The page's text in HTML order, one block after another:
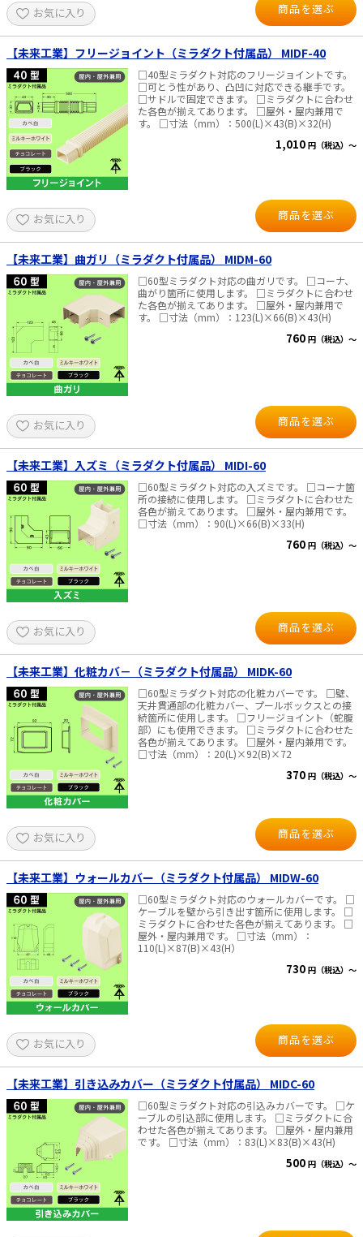
お気に入り 商品を選ぶ
【未来工業】フリージョイント（ミラダクト付属品） MIDF-40
□40型ミラダクト対応のフリージョイントです。
□可とう性があり、凸凹に対応できる継手です。
□サドルで固定できます。 □ミラダクトに合わせ
た各色が揃えてあります。 □屋外・屋内兼用で
す。 □寸法（mm）：500(L)×43(B)×32(H)
1,010 円（税込）～
お気に入り 商品を選ぶ
【未来工業】曲ガリ（ミラダクト付属品） MIDM-60
□60型ミラダクト対応の曲ガリです。 □コーナ、
曲がり箇所に使用します。 □ミラダクトに合わせ
た各色が揃えてあります。 □屋外・屋内兼用で
す。 □寸法（mm）：123(L)×66(B)×43(H)
760 円（税込）～
お気に入り 商品を選ぶ
【未来工業】入ズミ（ミラダクト付属品） MIDI-60
□60型ミラダクト対応の入ズミです。 □コーナ箇
所の接続に使用します。 □ミラダクトに合わせた
各色が揃えてあります。 □屋外・屋内兼用です。
□寸法（mm）：90(L)×66(B)×33(H)
760 円（税込）～
お気に入り 商品を選ぶ
【未来工業】化粧カバ－（ミラダクト付属品） MIDK-60
□60型ミラダクト対応の化粧カバーです。 □壁、
天井貫通部の化粧カバー、プールボックスとの接
続箇所に使用します。 □フリージョイント（蛇腹
部）にも使用できます。 □ミラダクトに合わせた
各色が揃えてあります。 □屋外・屋内兼用です。
□寸法（mm）：20(L)×92(B)×72
370 円（税込）～
お気に入り 商品を選ぶ
【未来工業】ウォールカバー（ミラダクト付属品） MIDW-60
□60型ミラダクト対応のウォールカバーです。 □
ケーブルを壁から引き出す箇所に使用します。 □
ミラダクトに合わせた各色が揃えてあります。 □
屋外・屋内兼用です。 □寸法（mm）：
110(L)×87(B)×43(H）
730 円（税込）～
お気に入り 商品を選ぶ
【未来工業】引き込みカバー（ミラダクト付属品） MIDC-60
□60型ミラダクト対応の引込みカバーです。 □ケ
ーブルの引込部に使用します。 □ミラダクトに合
わせた各色が揃えてあります。 □屋外・屋内兼用
です。 □寸法（mm）：83(L)×83(B)×43(H)
500 円（税込）～